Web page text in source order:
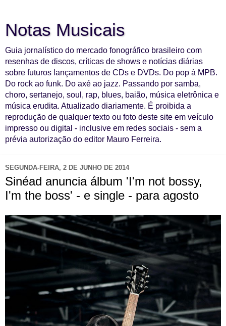
Notas Musicais
Guia jornalístico do mercado fonográfico brasileiro com
resenhas de discos, críticas de shows e notícias diárias
sobre futuros lançamentos de CDs e DVDs. Do pop à MPB.
Do rock ao funk. Do axé ao jazz. Passando por samba,
choro, sertanejo, soul, rap, blues, baião, música eletrônica e
música erudita. Atualizado diariamente. É proibida a
reprodução de qualquer texto ou foto deste site em veículo
impresso ou digital - inclusive em redes sociais - sem a
prévia autorização do editor Mauro Ferreira.
SEGUNDA-FEIRA, 2 DE JUNHO DE 2014
Sinéad anuncia álbum 'I'm not bossy,
I'm the boss' - e single - para agosto